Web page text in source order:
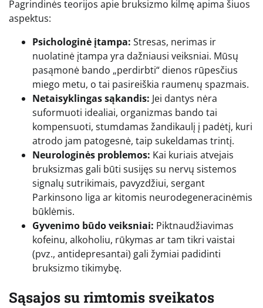
Pagrindinės teorijos apie bruksizmo kilmę apima šiuos
aspektus:
Psichologinė įtampa: Stresas, nerimas ir
nuolatinė įtampa yra dažniausi veiksniai. Mūsų
pasąmonė bando „perdirbti“ dienos rūpesčius
miego metu, o tai pasireiškia raumenų spazmais.
Netaisyklingas sąkandis: Jei dantys nėra
suformuoti idealiai, organizmas bando tai
kompensuoti, stumdamas žandikaulį į padėtį, kuri
atrodo jam patogesnė, taip sukeldamas trintį.
Neurologinės problemos: Kai kuriais atvejais
bruksizmas gali būti susijęs su nervų sistemos
signalų sutrikimais, pavyzdžiui, sergant
Parkinsono liga ar kitomis neurodegeneracinėmis
būklėmis.
Gyvenimo būdo veiksniai: Piktnaudžiavimas
kofeinu, alkoholiu, rūkymas ar tam tikri vaistai
(pvz., antidepresantai) gali žymiai padidinti
bruksizmo tikimybę.
Sąsajos su rimtomis sveikatos